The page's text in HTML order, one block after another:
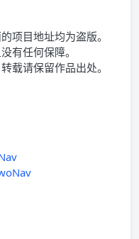
项目地址均为盗版。
有任何保障。
载请保留作品出处。